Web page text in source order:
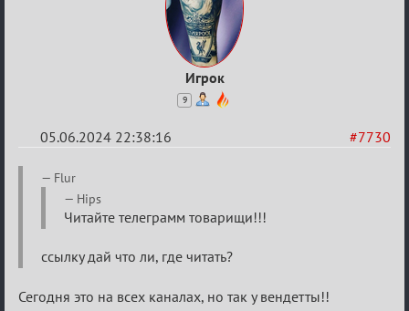
Игрок
9
#7730
05.06.2024 22:38:16
Re:
Кубок
Вендетты
Flur
Hips
Читайте телеграмм товарищи!!!
ссылку дай что ли, где читать?
Сегодня это на всех каналах, но так у вендетты!!